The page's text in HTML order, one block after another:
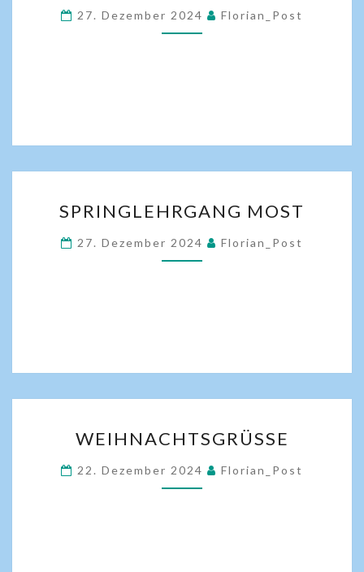
27. Dezember 2024 Florian_Post
SPRINGLEHRGANG MOST
27. Dezember 2024 Florian_Post
WEIHNACHTSGRÜSSE
22. Dezember 2024 Florian_Post